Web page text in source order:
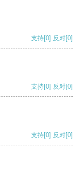
支持[0] 反对[0]
支持[0] 反对[0]
支持[0] 反对[0]